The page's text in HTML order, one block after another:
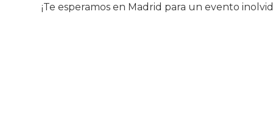
¡Te esperamos en Madrid para un evento